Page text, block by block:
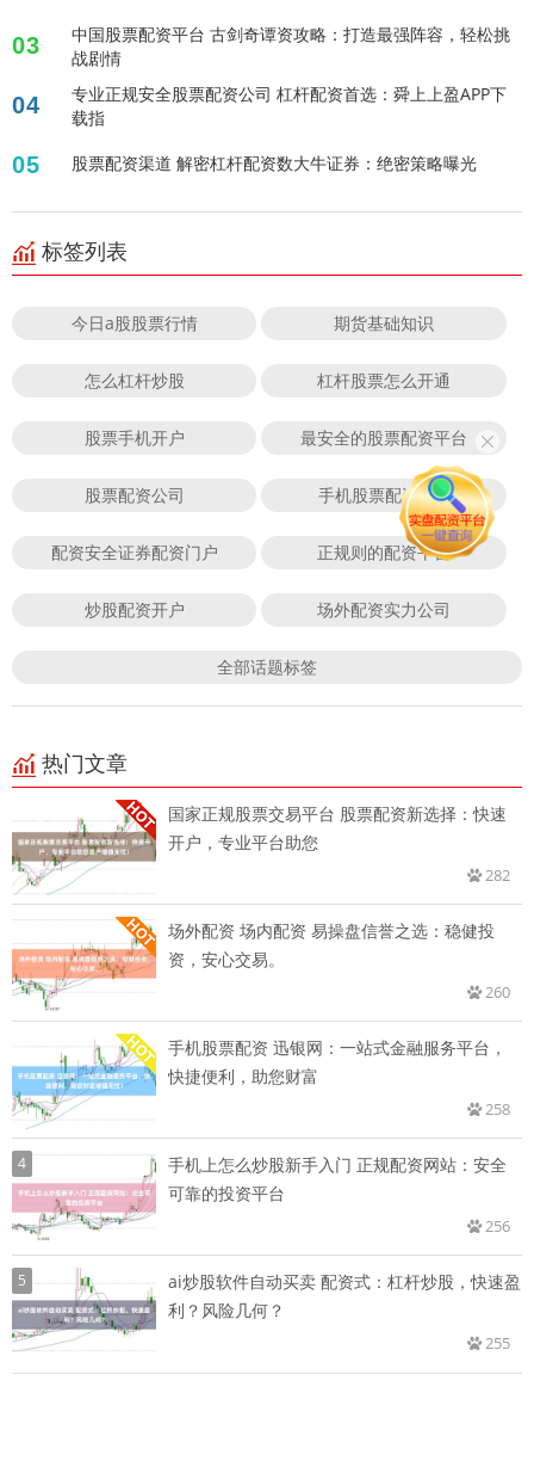
03
中国股票配资平台 古剑奇谭资攻略：打造最强阵容，轻松挑
战剧情
04
专业正规安全股票配资公司 杠杆配资首选：舜上上盈APP下
载指
05 股票配资渠道 解密杠杆配资数大牛证券：绝密策略曝光
标签列表
今日a股股票行情 期货基础知识
怎么杠杆炒股 杠杆股票怎么开通
股票手机开户 最安全的股票配资平台
股票配资公司 手机股票配资app
配资安全证券配资门户 正规则的配资平台
炒股配资开户 场外配资实力公司
全部话题标签
热门文章
国家正规股票交易平台 股票配资新选择：快速
开户，专业平台助您
282
场外配资 场内配资 易操盘信誉之选：稳健投
资，安心交易。
260
手机股票配资 迅银网：一站式金融服务平台，
快捷便利，助您财富
258
4
手机上怎么炒股新手入门 正规配资网站：安全
可靠的投资平台
256
5
ai炒股软件自动买卖 配资式：杠杆炒股，快速盈
利？风险几何？
255